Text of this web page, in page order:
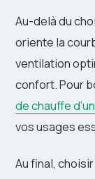
Au-delà du
oriente la
ventilation
confort. Pour
de chauffe
vos usages
Au final,